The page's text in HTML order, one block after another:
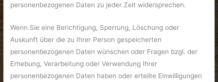
personenbezogenen Daten zu jeder Zeit widersprechen.
Wenn Sie eine Berichtigung, Sperrung, Löschung oder
Auskunft über die zu Ihrer Person gespeicherten
personenbezogenen Daten wünschen oder Fragen bzgl. der
Erhebung, Verarbeitung oder Verwendung Ihrer
personenbezogenen Daten haben oder erteilte Einwilligungen